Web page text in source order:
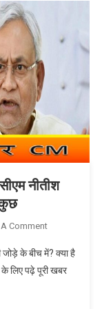
यह
शरीर
किन
अंगों
को
करता
है
प्रभावित
नीतीश
कुछ
CommentOn
ये
क्या
के बीच में? क्या है
के लिए पढ़े पूरी खबर